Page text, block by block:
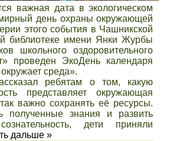
важная дата в экологическом
день охраны окружающей
этого события в Чашникской
библиотеке имени Янки Журбы
школьного оздоровительного
проведен ЭкоДень календаря
среда».
ребятам о том, какую
представляет окружающая
важно сохранять её ресурсы.
полученные знания и развить
дети приняли
дальше »